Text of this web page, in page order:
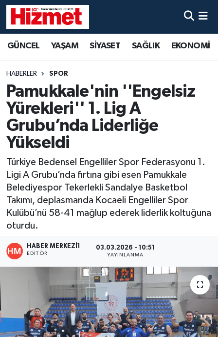
GÜNCEL YAŞAM SİYASET SAĞLIK EKONOMİ
HABERLER SPOR
Pamukkale'nin ''Engelsiz
Yürekleri'' 1. Lig A
Grubu’nda Liderliğe
Yükseldi
Türkiye Bedensel Engelliler Spor Federasyonu 1.
Ligi A Grubu’nda fırtına gibi esen Pamukkale
Belediyespor Tekerlekli Sandalye Basketbol
Takımı, deplasmanda Kocaeli Engelliler Spor
Kulübü’nü 58-41 mağlup ederek liderlik koltuğuna
oturdu.
HABER MERKEZI1
EDITÖR
03.03.2026 - 10:51
YAYINLANMA
YAŞAM
SİYASET
SAĞLIK
EKONOMİ
KÜLTÜR SANAT
SPOR
MAGAZİN
RESMİ REKLAM
Denizli Hava Durumu
Denizli Trafik Yoğunluk Haritası
Süper Lig Puan Durumu ve Fikstür
Tüm Manşetler
Son Dakika Haberleri
Haber Arşivi